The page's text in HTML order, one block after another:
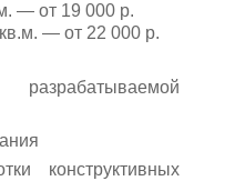
— от 19 000 р.
— от 22 000 р.
разрабатываемой
конструктивных